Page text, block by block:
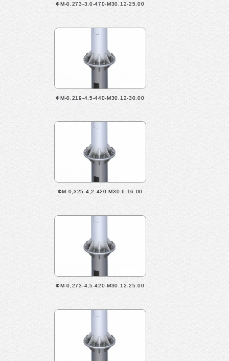
ФМ-0,273-3,0-470-М30.12-25.00
ФМ-0,219-4,5-440-М30.12-30.00
ФМ-0,325-4,2-420-М30.6-16.00
ФМ-0,273-4,5-420-М30.12-25.00